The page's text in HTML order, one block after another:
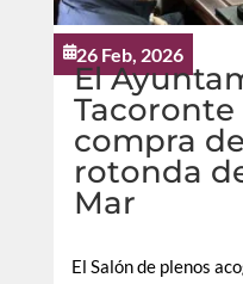
26 Feb, 2026
El
compra
rotonda
Mar
El Salón de plenos